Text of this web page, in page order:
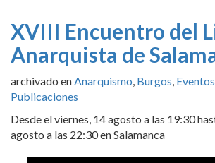
XVIII Encuentro del
Anarquista de
archivado enAnarquismo, Burgos, Eventos
Publicaciones
Desde el viernes, 14 agosto a las 19:30
agosto a las 22:30 en Salamanca